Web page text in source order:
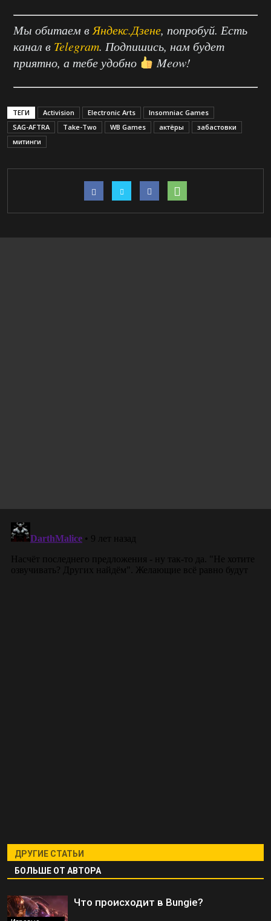
Мы обитаем вЯндекс.Дзене, попробуй. Есть
канал в Telegram. Подпишись, нам будет
приятно, а тебе удобно
Meow!
ТЕГИ Activision Electronic Arts
Insomniac Games
SAG-AFTRA
Take-Two WB Games актёры
забастовки
митинги
ДРУГИЕ СТАТЬИ
БОЛЬШЕ ОТ АВТОРА
Что происходит в Bungie?